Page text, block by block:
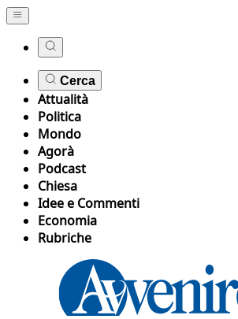
Cerca
Attualità
Politica
Mondo
Agorà
Podcast
Chiesa
Idee e Commenti
Economia
Rubriche